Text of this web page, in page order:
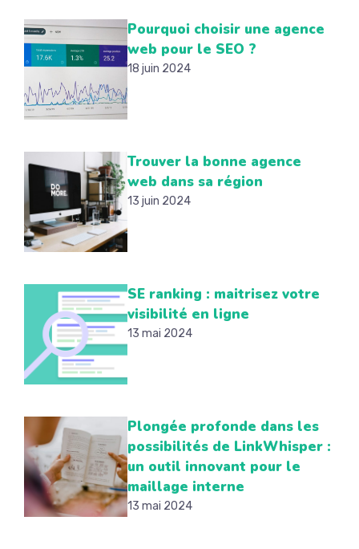
Pourquoi choisir une agence
web pour le SEO ?
18 juin 2024
Trouver la bonne agence
web dans sa région
13 juin 2024
SE ranking : maitrisez votre
visibilité en ligne
13 mai 2024
Plongée profonde dans les
possibilités de LinkWhisper :
un outil innovant pour le
maillage interne
13 mai 2024